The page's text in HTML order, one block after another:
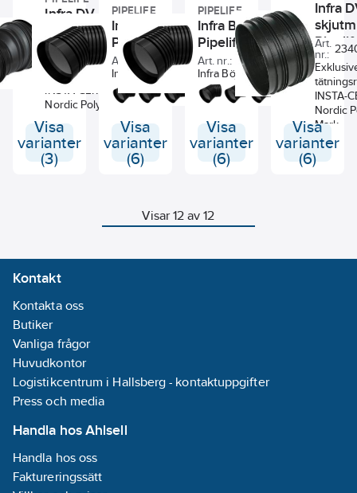
Infra DV
Förminskning,
Pipelife
Art. nr.: 2340361
Exklusive
tätningsring.
Nordic Poly Mark.
Visa
varianter
(3)
PIPELIFE
Infra Böj 90˚ 1 muff,
Pipelife
Art. nr.:
2369506
Infra Böj, enkelmuffad.
Levereras exklusive
tätningar
Visa
varianter
(6)
PIPELIFE
Infra Böj 15˚ 1 muff,
Pipelife
Art. nr.: 2369499
Infra Böj, enkelmuffad.
Levereras exklusive
tätningar
Visa
varianter
(6)
Infra
Art.
nr.:
INSTA-
Nordic
Mark.
Visa
varianter
(6)
Visar 12 av 12
Kontakt
Kontakta oss
Butiker
Vanliga frågor
Huvudkontor
Logistikcentrum i Hallsberg - kontaktuppgifter
Press och media
Handla hos Ahlsell
Handla hos oss
Faktureringssätt